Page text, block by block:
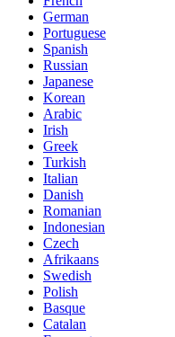
German
Portuguese
Spanish
Russian
Japanese
Korean
Arabic
Irish
Greek
Turkish
Italian
Danish
Romanian
Indonesian
Czech
Afrikaans
Swedish
Polish
Basque
Catalan